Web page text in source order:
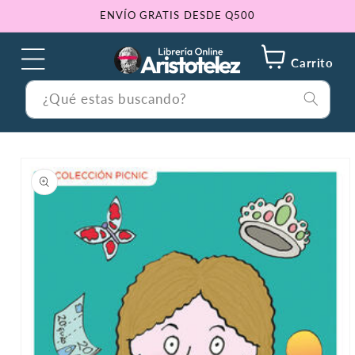
al contenido
ENVÍO GRATIS DESDE Q500
¿Qué estas buscando?
Carrito
información